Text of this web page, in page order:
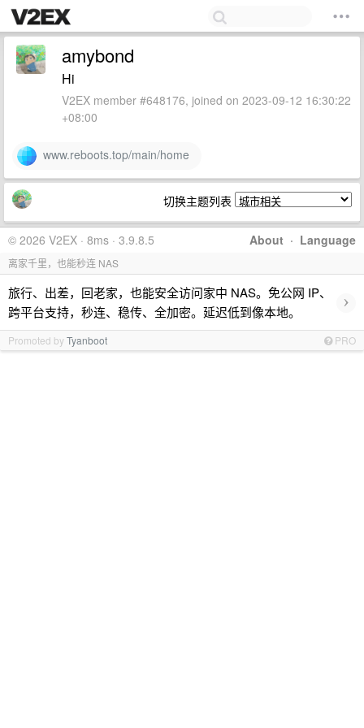
amybond
Hi
V2EX member #648176, joined on 2023-09-12 16:30:22
+08:00
www.reboots.top/main/home
切换主题列表
About · Language
© 2026 V2EX · 8ms · 3.9.8.5
离家千里，也能秒连 NAS
旅行、出差，回老家，也能安全访问家中 NAS。免公网 IP、
跨平台支持，秒连、稳传、全加密。延迟低到像本地。
›
Promoted byTyanboot PRO